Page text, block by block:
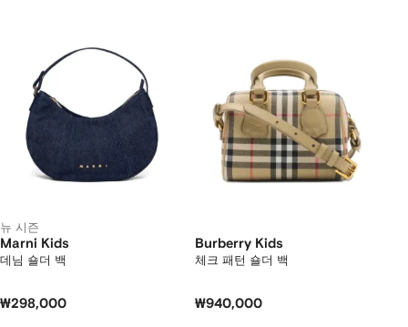
뉴 시즌
Marni Kids
데님 숄더 백
₩298,000
Burberry Kids
체크 패턴 숄더 백
₩940,000